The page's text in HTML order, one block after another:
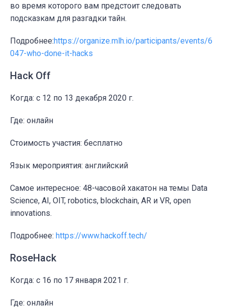
во время которого вам предстоит следовать
подсказкам для разгадки тайн.
Подробнее:https://organize.mlh.io/participants/events/6
047-who-done-it-hacks
Hack Off
Когда: c 12 по 13 декабря 2020 г.
Где: онлайн
Стоимость участия: бесплатно
Язык мероприятия: английский
Самое интересное: 48-часовой хакатон на темы Data
Science, AI, OIT, robotics, blockchain, AR и VR, open
innovations.
Подробнее: https://www.hackoff.tech/
RoseHack
Когда: c 16 по 17 января 2021 г.
Где: онлайн